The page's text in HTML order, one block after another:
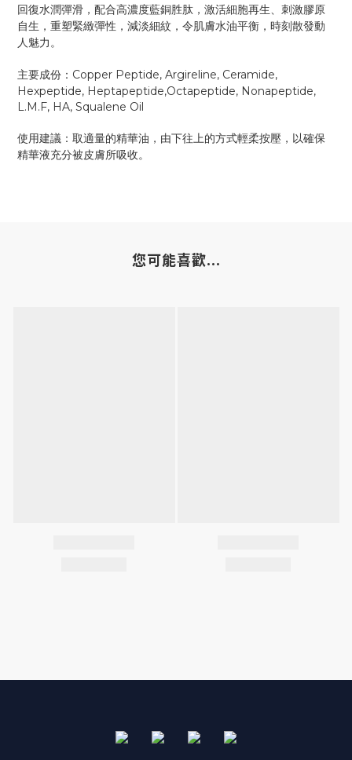
回復水潤彈滑，配合高濃度藍銅胜肽，激活細胞再生、刺激膠原
自生，重塑緊緻彈性，減淡細紋，令肌膚水油平衡，時刻散發動
人魅力。
主要成份： Copper Peptide, Argireline, Ceramide,
Hexpeptide, Heptapeptide,Octapeptide, Nonapeptide,
L.M.F, HA, Squalene Oil
使用建議：取適量的精華油，由下往上的方式輕柔按壓，以確保
精華液充分被皮膚所吸收。
您可能喜歡...